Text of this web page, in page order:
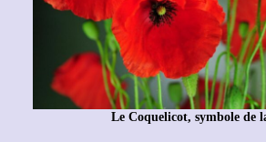
Le Coquelicot, symbole de